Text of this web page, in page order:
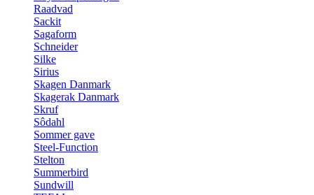
Raadvad
Sackit
Sagaform
Schneider
Silke
Sirius
Skagen Danmark
Skagerak Danmark
Skruf
Sôdahl
Sommer gave
Steel-Function
Stelton
Summerbird
Sundwill